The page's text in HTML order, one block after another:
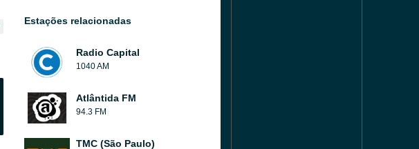
Estações relacionadas
Radio Capital
1040 AM
Atlântida FM
94.3 FM
TMC (São Paulo)